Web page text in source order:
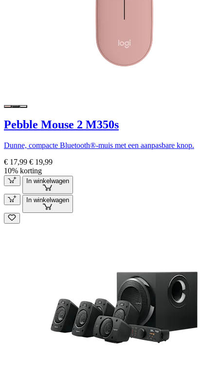
Pebble Mouse 2 M350s
Dunne, compacte Bluetooth®-muis met een aanpasbare knop.
€ 17,99 € 19,99
10% korting
In winkelwagen
In winkelwagen